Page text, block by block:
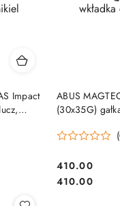
Impact
ABUS
(30x35G)
Cena:
410.00
Cena:
410.00